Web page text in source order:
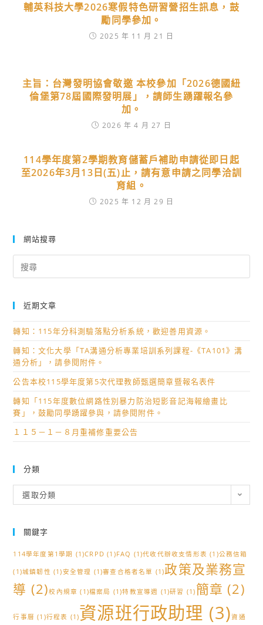
輔英科技大學2026寒假特色研習營招生訊息，鼓
勵同學參加。
2025 年 11 月 21 日
主旨：台灣發明協會敬邀 本校參加「2026德國紐
倫堡第78屆國際發明展」，請師生踴躍報名參
加。
2026 年 4 月 27 日
114學年度第2學期教育儲蓄戶補助申請從即日起
至2026年3月13日(五)止，請有意申請之同學洽訓
育組。
2025 年 12 月 29 日
網站搜尋
for:
近期文章
轉知：115年分科測驗落點分析系統，歡迎善用資源。
轉知：文化大學「TA溝通分析專業培訓系列課程-《TA101》溝
通分析」，請參閱附件。
公告本校115學年度第5次代理教師甄選簡章暨報名表件
轉知「115年度數位網路性別暴力防治短影音記海報繪畫比
賽」，鼓勵同學踴躍參與，請參閱附件。
１１５－１－８月重補修重要公告
分類
類
選取分類
關鍵字
114學年度第1學期 (1)CRPD (1)FAQ (1)代收代辦收支情形表 (1)公務信箱
(1)城鎮韌性 (1)安全管理 (1)審查合格者名單 (1)政策及業務宣
導 (2)校內規章 (1)檔案局 (1)特教宣導週 (1)研習 (1) 簡章 (2)
行事曆 (1)行程表 (1)資源班行政助理 (3)資通